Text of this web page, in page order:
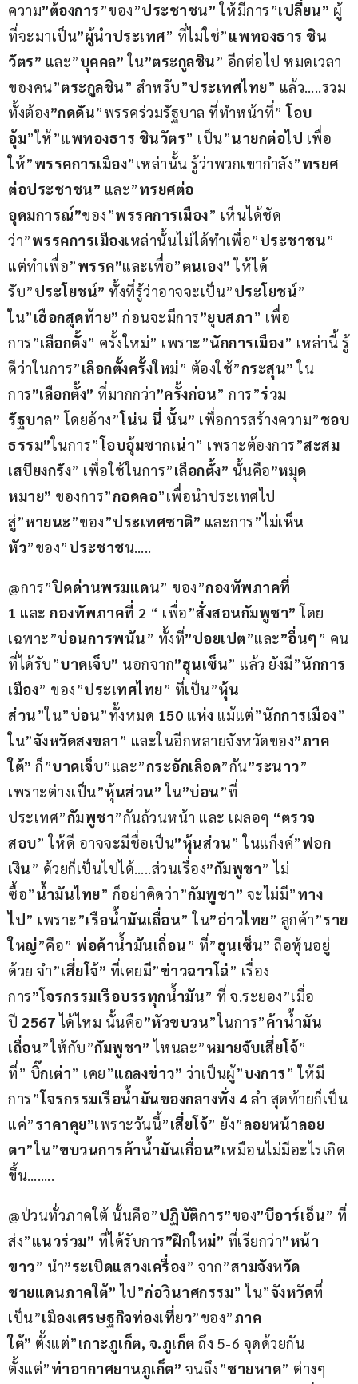
ความ”ต้องการ”ของ”ประชาชน” ให้มีการ”เปลี่ยน” ผู้
ที่จะมาเป็น”ผู้นำประเทศ” ที่ไม่ใช่”แพทองธาร ชิน
วัตร” และ”บุคคล” ใน”ตระกูลชิน” อีกต่อไป หมดเวลา
ของคน”ตระกูลชิน” สำหรับ”ประเทศไทย” แล้ว…..รวม
ทั้งต้อง”กดดัน”พรรคร่วมรัฐบาล ที่ทำหน้าที่” โอบ
อุ้ม”ให้”แพทองธาร ชินวัตร” เป็น”นายกต่อไป เพื่อ
ให้”พรรคการเมือง”เหล่านั้น รู้ว่าพวกเขากำลัง”ทรยศ
ต่อประชาชน” และ”ทรยศต่อ
อุดมการณ์”ของ”พรรคการเมือง” เห็นได้ชัด
ว่า”พรรคการเมืองเหล่านั้นไม่ได้ทำเพื่อ”ประชาชน”
แต่ทำเพื่อ”พรรค”และเพื่อ”ตนเอง” ให้ได้
รับ”ประโยชน์” ทั้งที่รู้ว่าอาจจะเป็น”ประโยชน์”
ใน”เฮือกสุดท้าย” ก่อนจะมีการ”ยุบสภา” เพื่อ
การ”เลือกตั้ง” ครั้งใหม่” เพราะ”นักการเมือง” เหล่านี้ รู้
ดีว่าในการ”เลือกตั้งครั้งใหม่” ต้องใช้”กระสุน” ใน
การ”เลือกตั้ง” ที่มากกว่า”ครั้งก่อน” การ”ร่วม
รัฐบาล” โดยอ้าง”โน่น นี่ นั้น” เพื่อการสร้างความ”ชอบ
ธรรม”ในการ”โอบอุ้มซากเน่า” เพราะต้องการ”สะสม
เสบียงกรัง” เพื่อใช้ในการ”เลือกตั้ง” นั้นคือ”หมุด
หมาย” ของการ”กอดคอ”เพื่อนำประเทศไป
สู่”หายนะ”ของ”ประเทศชาติ” และการ”ไม่เห็น
หัว”ของ”ประชาชน…..
@การ”ปิดด่านพรมแดน” ของ”กองทัพภาคที่
1 และ กองทัพภาคที่ 2 “ เพื่อ”สั่งสอนกัมพูชา” โดย
เฉพาะ”บ่อนการพนัน” ทั้งที่”ปอยเปต”และ”อื่นๆ” คน
ที่ได้รับ”บาดเจ็บ” นอกจาก”ฮุนเซ็น” แล้ว ยังมี”นักการ
เมือง” ของ”ประเทศไทย” ที่เป็น”หุ้น
ส่วน”ใน”บ่อน”ทั้งหมด 150 แห่ง แม้แต่”นักการเมือง”
ใน”จังหวัดสงขลา” และในอีกหลายจังหวัดของ”ภาค
ใต้” ก็”บาดเจ็บ”และ”กระอักเลือด”กัน”ระนาว”
เพราะต่างเป็น”หุ้นส่วน” ใน”บ่อน”ที่
ประเทศ”กัมพูชา”กันถ้วนหน้า และ เผลอๆ “ตรวจ
สอบ” ให้ดี อาจจะมีชื่อเป็น”หุ้นส่วน” ในแก็งค์”ฟอก
เงิน” ด้วยก็เป็นไปได้…..ส่วนเรื่อง”กัมพูชา” ไม่
ซื้อ”น้ำมันไทย” ก็อย่าคิดว่า”กัมพูชา” จะไม่มี”ทาง
ไป” เพราะ”เรือน้ำมันเถื่อน” ใน”อ่าวไทย” ลูกค้า”ราย
ใหญ่”คือ” พ่อค้าน้ำมันเถื่อน” ที่”ฮุนเซ็น” ถือหุ้นอยู่
ด้วย จำ”เสี่ยโจ้” ที่เคยมี”ข่าวฉาวโฉ่” เรื่อง
การ”โจรกรรมเรือบรรทุกน้ำมัน” ที่ จ.ระยอง”เมื่อ
ปี 2567 ได้ไหม นั้นคือ”หัวขบวน”ในการ”ค้าน้ำมัน
เถื่อน”ให้กับ”กัมพูชา” ไหนละ”หมายจับเสี่ยโจ้”
ที่” บิ๊กเต่า” เคย”แถลงข่าว” ว่าเป็นผู้”บงการ” ให้มี
การ”โจรกรรมเรือน้ำมันของกลางทั่ง 4 ลำ สุดท้ายก็เป็น
แค่”ราคาคุย”เพราะวันนี้”เสี่ยโจ้” ยัง”ลอยหน้าลอย
ตา”ใน”ขบวนการค้าน้ำมันเถื่อน”เหมือนไม่มีอะไรเกิด
ขึ้น……..
@ป่วนทั่วภาคใต้ นั้นคือ”ปฏิบัติการ”ของ”บีอาร์เอ็น” ที่
ส่ง”แนวร่วม” ที่ได้รับการ”ฝึกใหม่” ที่เรียกว่า”หน้า
ขาว” นำ”ระเบิดแสวงเครื่อง” จาก”สามจังหวัด
ชายแดนภาคใต้” ไป”ก่อวินาศกรรม” ใน”จังหวัดที่
เป็น”เมืองเศรษฐกิจท่องเที่ยว”ของ”ภาค
ใต้” ตั้งแต่”เกาะภูเก็ต, จ.ภูเก็ต ถึง 5-6 จุดด้วยกัน
ตั้งแต่”ท่าอากาศยานภูเก็ต” จนถึง”ชายหาด” ต่างๆ